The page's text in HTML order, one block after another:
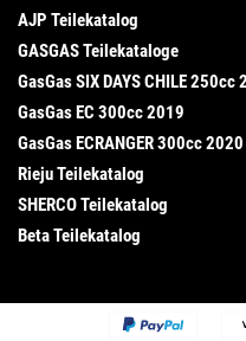
AJP Teilekatalog
GASGAS Teilekataloge
GasGas SIX DAYS CHILE 250cc
GasGas EC 300cc 2019
GasGas ECRANGER 300cc 2020
Rieju Teilekatalog
SHERCO Teilekatalog
Beta Teilekatalog